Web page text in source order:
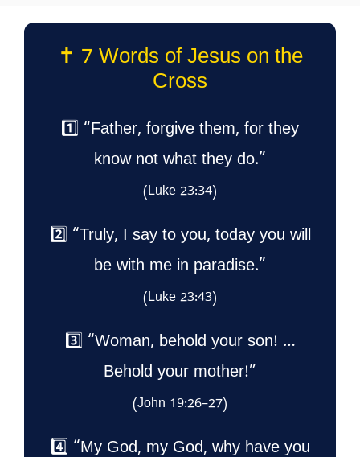
✝️ 7 Words of Jesus on the
Cross
1️⃣ “Father, forgive them, for they
know not what they do.”
(Luke 23:34)
2️⃣ “Truly, I say to you, today you will
be with me in paradise.”
(Luke 23:43)
3️⃣ “Woman, behold your son! …
Behold your mother!”
(John 19:26–27)
4️⃣ “My God, my God, why have you